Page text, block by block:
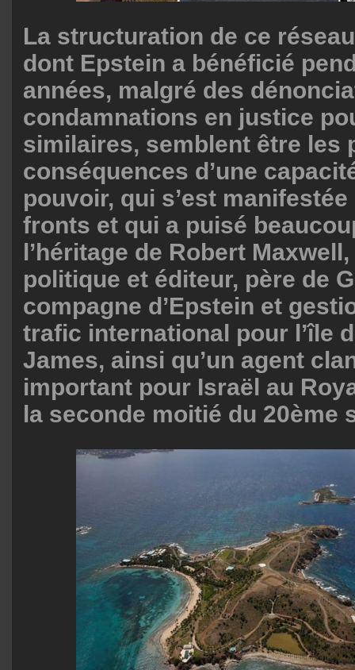
La structuration de ce
dont Epstein a bénéficié
années, malgré des
condamnations en justice
similaires, semblent être les
conséquences d’une
pouvoir, qui s’est
fronts et qui a puisé
l’héritage de Robert
politique et éditeur, père de
compagne d’Epstein et
trafic international pour l’île
James, ainsi qu’un agent
important pour Israël au
la seconde moitié du 20ème